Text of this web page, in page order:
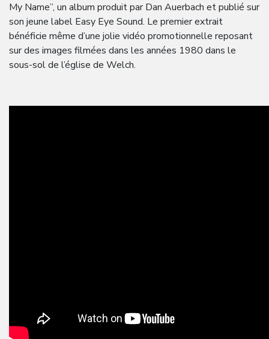
My Name”, un album produit par Dan Auerbach et publié sur
son jeune label Easy Eye Sound. Le premier extrait
bénéficie même d’une jolie vidéo promotionnelle reposant
sur des images filmées dans les années 1980 dans le
sous-sol de l’église de Welch.